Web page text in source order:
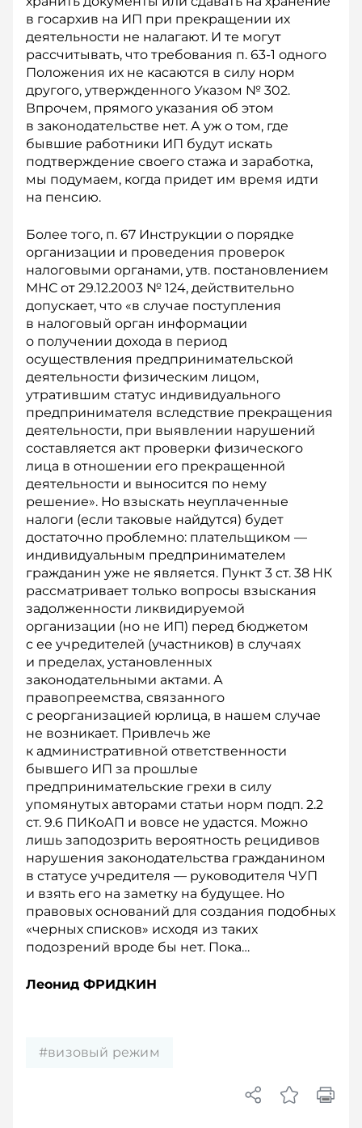
в госархив на ИП при прекращении их
деятельности не налагают. И те могут
рассчитывать, что требования п. 63-1 одного
Положения их не касаются в силу норм
другого, утвержденного Указом № 302.
Впрочем, прямого указания об этом
в законодательстве нет. А уж о том, где
бывшие работники ИП будут искать
подтверждение своего стажа и заработка,
мы подумаем, когда придет им время идти
на пенсию.
Более того, п. 67 Инструкции о порядке
организации и проведения проверок
налоговыми органами, утв. постановлением
МНС от 29.12.2003 № 124, действительно
допускает, что «в случае поступления
в налоговый орган информации
о получении дохода в период
осуществления предпринимательской
деятельности физическим лицом,
утратившим статус индивидуального
предпринимателя вследствие прекращения
деятельности, при выявлении нарушений
составляется акт проверки физического
лица в отношении его прекращенной
деятельности и выносится по нему
решение». Но взыскать неуплаченные
налоги (если таковые найдутся) будет
достаточно проблемно: плательщиком —
индивидуальным предпринимателем
гражданин уже не является. Пункт 3 ст. 38 НК
рассматривает только вопросы взыскания
задолженности ликвидируемой
организации (но не ИП) перед бюджетом
с ее учредителей (участников) в случаях
и пределах, установленных
законодательными актами. А
правопреемства, связанного
с реорганизацией юрлица, в нашем случае
не возникает. Привлечь же
к административной ответственности
бывшего ИП за прошлые
предпринимательские грехи в силу
упомянутых авторами статьи норм подп. 2.2
ст. 9.6 ПИКоАП и вовсе не удастся. Можно
лишь заподозрить вероятность рецидивов
нарушения законодательства гражданином
в статусе учредителя — руководителя ЧУП
и взять его на заметку на будущее. Но
правовых оснований для создания подобных
«черных списков» исходя из таких
подозрений вроде бы нет. Пока…
Леонид ФРИДКИН
#визовый режим